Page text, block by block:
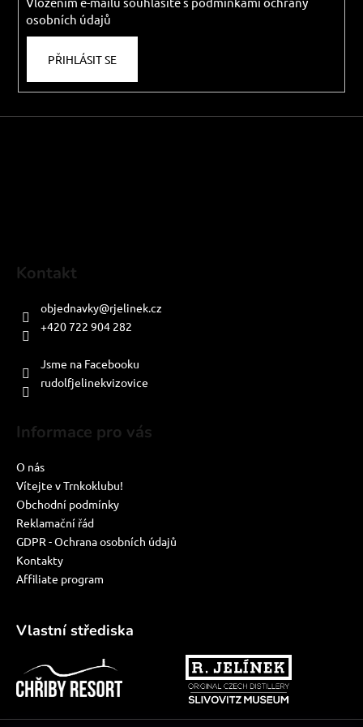
osobních údajů
PŘIHLÁSIT SE
Kontakt
objednavky@rjelinek.cz
+420 722 904 282
Jsme na Facebooku
rudolfjelinekvizovice
Informace pro vás
O nás
Vítejte v Trnkoklubu!
Obchodní podmínky
Reklamační řád
GDPR - Ochrana osobních údajů
Kontakty
Affiliate program
Vlastní střediska